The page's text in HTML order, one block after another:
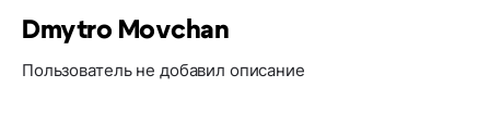
Dmytro Movchan
Пользователь не добавил описание